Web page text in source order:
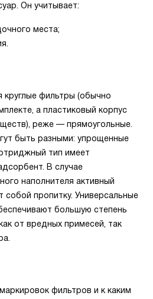
Он учитывает:
места;
круглые фильтры (обычно
а пластиковый корпус
реже — прямоугольные.
быть разными: упрощенные
тип имеет
В случае
наполнителя активный
собой пропитку. Универсальные
большую степень
от вредных примесей, так
фильтров и к каким